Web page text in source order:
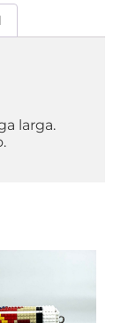
larga.